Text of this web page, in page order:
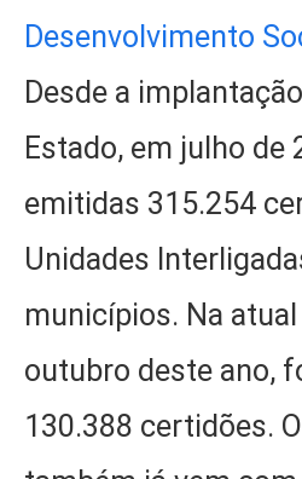
Desenvolvimento
Desde a
Estado, em julho de
emitidas 315.254
Unidades
municípios. Na
outubro deste ano,
130.388 certidões.